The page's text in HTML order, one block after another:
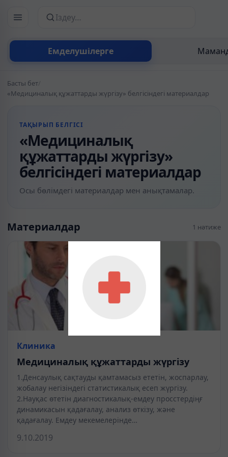
Емделушілерге
Сайттан іздеу
Басты бет/
«Медициналық құжаттарды жүргізу» белгісіндегі материалдар
ТАҚЫРЫП БЕЛГІСІ
«Медициналық
құжаттарды жүргізу»
белгісіндегі материалдар
Осы бөлімдегі материалдар мен анықтамалар.
Материалдар 1 нәтиже
Клиника
Медициналық құжаттарды жүргізу
1.Денсаулық сақтауды қамтамасыз ететін, жоспарлау,
жобалау негізіндегі статистикалық есеп жүргізу.
2.Науқас өтетін диагностикалық-емдеу просстердіңғ
динамикасын қадағалау, анализ өткізу, және
қадағалау. Емдеу мекемелерінде…
9.10.2019